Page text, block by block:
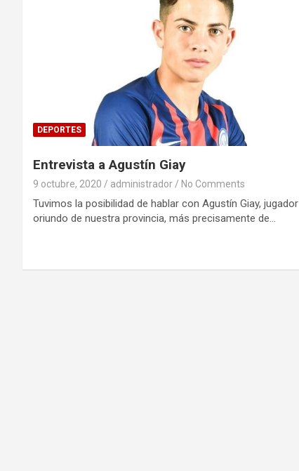
DEPORTES
Entrevista a Agustín Giay
9 octubre, 2020 administrador No Comments
Tuvimos la posibilidad de hablar con Agustín Giay, jugador
oriundo de nuestra provincia, más precisamente de…